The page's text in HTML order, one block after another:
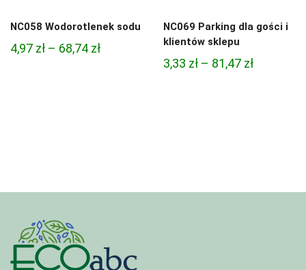
NC058 Wodorotlenek sodu
4,97 zł – 68,74 złZakres
NC069 Parking dla gości i
klientów sklepu
3,33 zł – 81,47 złZakres